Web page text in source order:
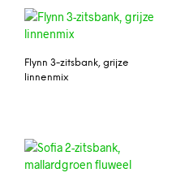
Flynn 3-zitsbank, grijze
linnenmix